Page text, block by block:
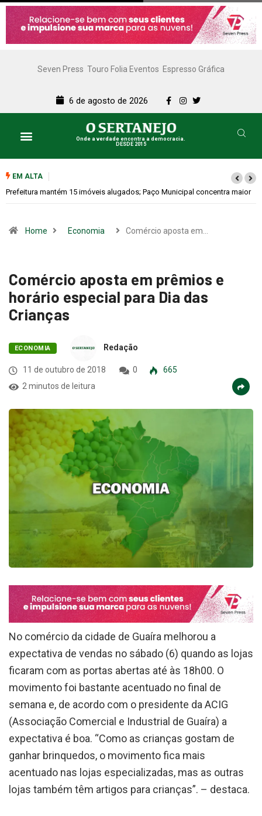
Seven Press Touro Folia Eventos Espresso Gráfica
6 de agosto de 2026
Onde a verdade encontra a democracia.
DESDE 2015
EM ALTA
Colina promove 1º Fórum de Turismo para discutir desenvolvimento
Home Economia Comércio aposta em…
Comércio aposta em prêmios e
horário especial para Dia das
Crianças
ECONOMIA Redação
11 de outubro de 2018 0
665
2 minutos de leitura
No comércio da cidade de Guaíra melhorou a
expectativa de vendas no sábado (6) quando as lojas
ficaram com as portas abertas até às 18h00. O
movimento foi bastante acentuado no final de
semana e, de acordo com o presidente da ACIG
(Associação Comercial e Industrial de Guaíra) a
expectativa é boa. “Como as crianças gostam de
ganhar brinquedos, o movimento fica mais
acentuado nas lojas especializadas, mas as outras
lojas também têm artigos para crianças”. – destaca.